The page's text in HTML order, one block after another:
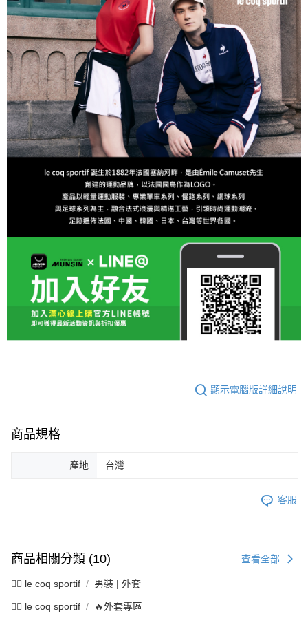
顯示電腦版詳細說明
商品規格
產地 台灣
客服
商品相關分類 (10) 查看全部
🚴‍♂️ le coq sportif 男裝 | 外套
🚴‍♂️ le coq sportif 🔥外套專區